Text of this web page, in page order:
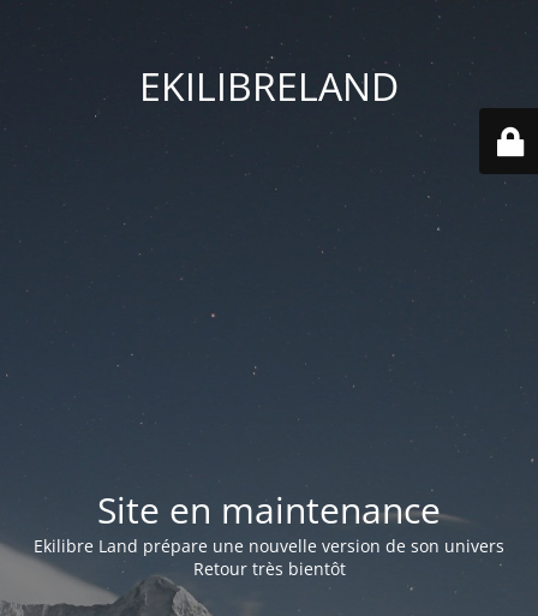
EKILIBRELAND
Site en maintenance
Ekilibre Land prépare une nouvelle version de son univers
Retour très bientôt